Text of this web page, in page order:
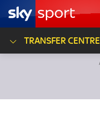
TRANSFER CENTRE